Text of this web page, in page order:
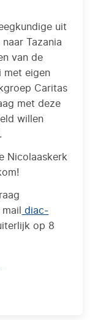
uit
Tazania
van de
met eigen
Caritas
met deze
willen
Nicolaaskerk
diac-
uiterlijk op 8